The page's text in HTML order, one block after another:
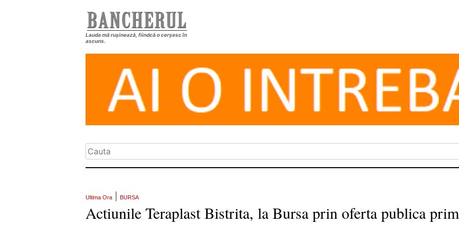
Lauda mă rușinează, fiindcă o cerșesc în
ascuns.
Ultima Ora BURSA
Actiunile Teraplast Bistrita, la Bursa prin oferta publica